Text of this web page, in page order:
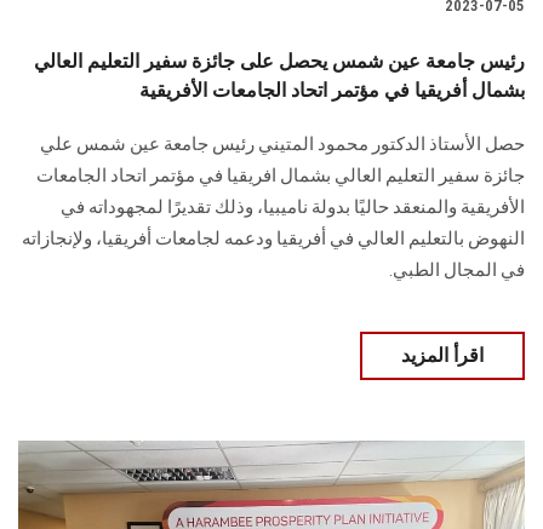
2023-07-05
رئيس جامعة عين شمس يحصل على جائزة سفير التعليم العالي
بشمال أفريقيا في مؤتمر اتحاد الجامعات الأفريقية
حصل الأستاذ الدكتور محمود المتيني رئيس جامعة عين شمس علي
جائزة سفير التعليم العالي بشمال افريقيا في مؤتمر اتحاد الجامعات
الأفريقية والمنعقد حاليًا بدولة ناميبيا، وذلك تقديرًا لمجهوداته في
النهوض بالتعليم العالي في أفريقيا ودعمه لجامعات أفريقيا، ولإنجازاته
في المجال الطبي.
اقرأ المزيد